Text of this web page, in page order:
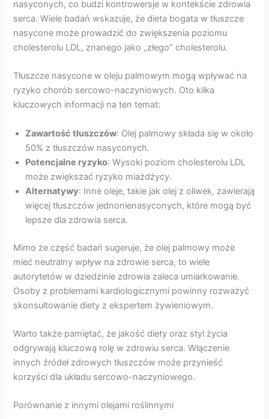
nasyconych, co budzi kontrowersje w kontekście zdrowia
serca. Wiele badań wskazuje, że dieta bogata w tłuszcze
nasycone może prowadzić do zwiększenia poziomu
cholesterolu LDL, znanego jako „złego” cholesterolu.
Tłuszcze nasycone w oleju palmowym mogą wpływać na
ryzyko chorób sercowo-naczyniowych. Oto kilka
kluczowych informacji na ten temat:
Zawartość tłuszczów: Olej palmowy składa się w około
50% z tłuszczów nasyconych.
Potencjalne ryzyko: Wysoki poziom cholesterolu LDL
może zwiększać ryzyko miażdżycy.
Alternatywy: Inne oleje, takie jak olej z oliwek, zawierają
więcej tłuszczów jednonienasyconych, które mogą być
lepsze dla zdrowia serca.
Mimo że część badań sugeruje, że olej palmowy może
mieć neutralny wpływ na zdrowie serca, to wiele
autorytetów w dziedzinie zdrowia zaleca umiarkowanie.
Osoby z problemami kardiologicznymi powinny rozważyć
skonsultowanie diety z ekspertem żywieniowym.
Warto także pamiętać, że jakość diety oraz styl życia
odgrywają kluczową rolę w zdrowiu serca. Włączenie
innych źródeł zdrowych tłuszczów może przynieść
korzyści dla układu sercowo-naczyniowego.
Porównanie z innymi olejami roślinnymi